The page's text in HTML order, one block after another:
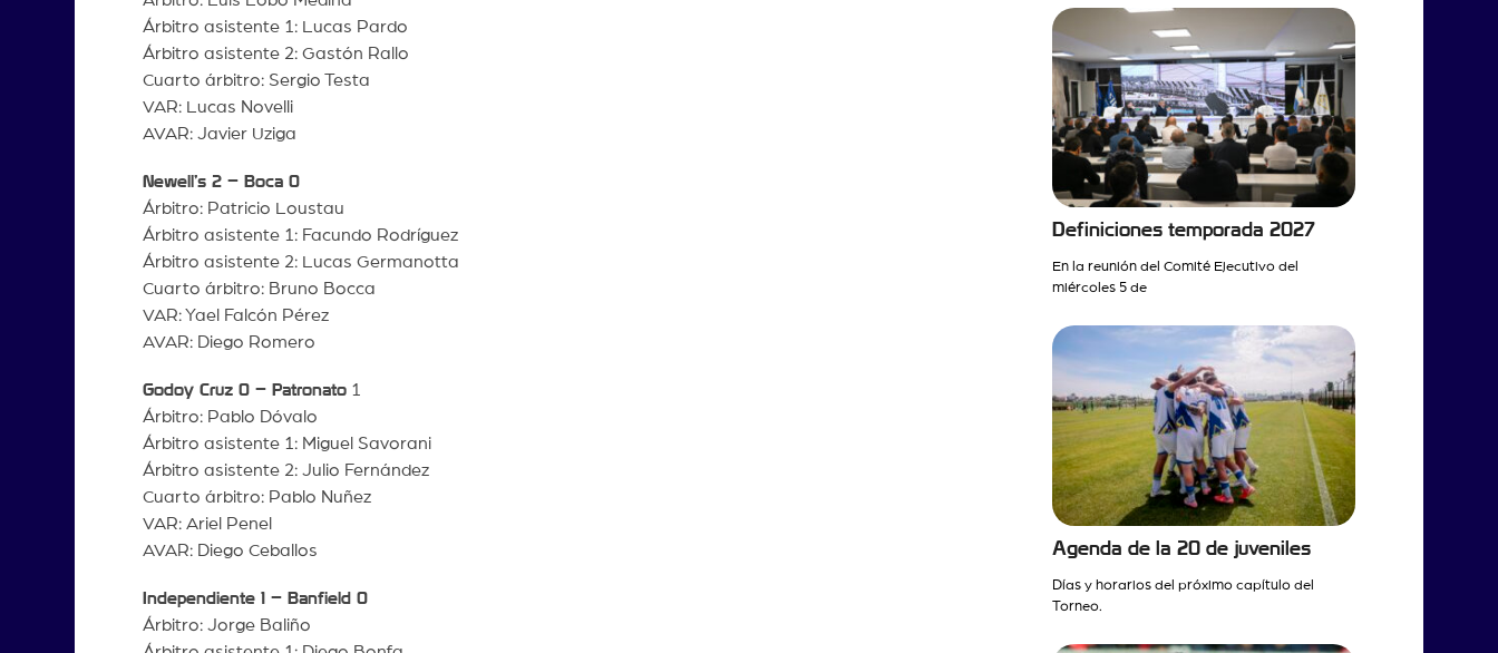
Árbitro asistente 1: Lucas Pardo
Árbitro asistente 2: Gastón Rallo
Cuarto árbitro: Sergio Testa
VAR: Lucas Novelli
AVAR: Javier Uziga
Newell’s 2 – Boca 0
Árbitro: Patricio Loustau
Árbitro asistente 1: Facundo Rodríguez
Árbitro asistente 2: Lucas Germanotta
Cuarto árbitro: Bruno Bocca
VAR: Yael Falcón Pérez
AVAR: Diego Romero
Godoy Cruz 0 – Patronato1
Árbitro: Pablo Dóvalo
Árbitro asistente 1: Miguel Savorani
Árbitro asistente 2: Julio Fernández
Cuarto árbitro: Pablo Nuñez
VAR: Ariel Penel
AVAR: Diego Ceballos
Independiente 1 – Banfield 0
Árbitro: Jorge Baliño
Definiciones temporada 2027
En la reunión del Comité Ejecutivo del
miércoles 5 de
Agenda de la 20 de juveniles
Días y horarios del próximo capítulo del
Torneo.